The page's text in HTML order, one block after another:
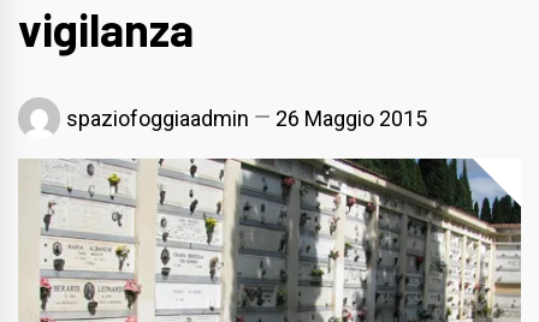
vigilanza
spaziofoggiaadmin 26 Maggio 2015